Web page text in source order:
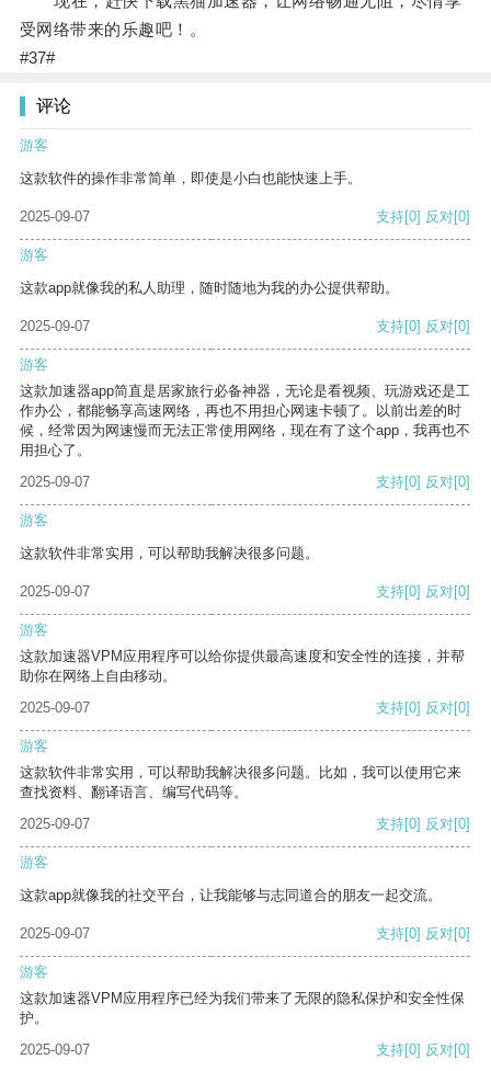
受网络带来的乐趣吧！。
#37#
评论
游客
这款软件的操作非常简单，即使是小白也能快速上手。
2025-09-07 支持[0] 反对[0]
游客
这款app就像我的私人助理，随时随地为我的办公提供帮助。
2025-09-07 支持[0] 反对[0]
游客
这款加速器app简直是居家旅行必备神器，无论是看视频、玩游戏还是工
作办公，都能畅享高速网络，再也不用担心网速卡顿了。以前出差的时
候，经常因为网速慢而无法正常使用网络，现在有了这个app，我再也不
用担心了。
2025-09-07
支持[0] 反对[0]
游客
这款软件非常实用，可以帮助我解决很多问题。
2025-09-07 支持[0] 反对[0]
游客
这款加速器VPM应用程序可以给你提供最高速度和安全性的连接，并帮
助你在网络上自由移动。
2025-09-07
支持[0] 反对[0]
游客
这款软件非常实用，可以帮助我解决很多问题。比如，我可以使用它来
查找资料、翻译语言、编写代码等。
2025-09-07
支持[0] 反对[0]
游客
这款app就像我的社交平台，让我能够与志同道合的朋友一起交流。
2025-09-07 支持[0] 反对[0]
游客
这款加速器VPM应用程序已经为我们带来了无限的隐私保护和安全性保
护。
2025-09-07
支持[0] 反对[0]